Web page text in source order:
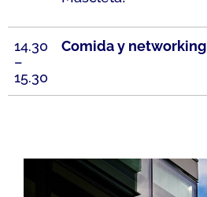
14.30
–
15.30
Comida y networking